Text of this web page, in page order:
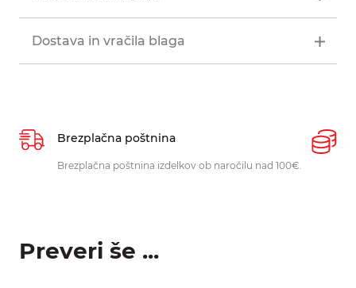
Dostava in vračila blaga
Brezplačna poštnina
Brezplačna poštnina izdelkov ob naročilu nad 100€.
Preveri še ...